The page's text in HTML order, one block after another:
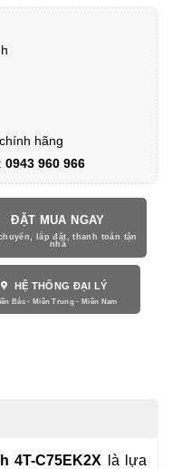
hãng
0943 960 966
ĐẶT MUA NGAY
HỆ THỐNG ĐẠI LÝ
4T-C75EK2X là lựa